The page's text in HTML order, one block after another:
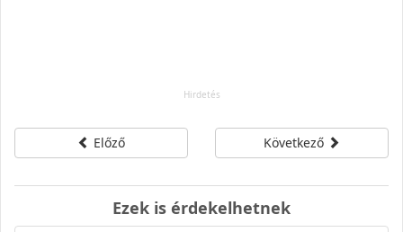
Előző Következő
Ezek is érdekelhetnek